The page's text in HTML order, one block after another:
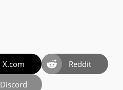
X.com
Reddit
Discord